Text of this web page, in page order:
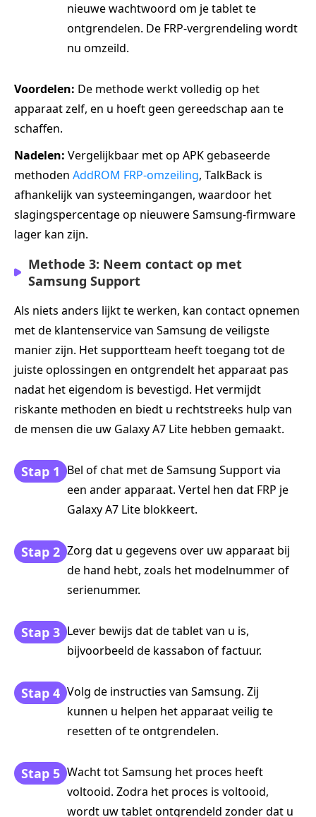
nieuwe wachtwoord om je tablet te
ontgrendelen. De FRP-vergrendeling wordt
nu omzeild.
Voordelen: De methode werkt volledig op het
apparaat zelf, en u hoeft geen gereedschap aan te
schaffen.
Nadelen: Vergelijkbaar met op APK gebaseerde
methoden AddROM FRP-omzeiling, TalkBack is
afhankelijk van systeemingangen, waardoor het
slagingspercentage op nieuwere Samsung-firmware
lager kan zijn.
Methode 3: Neem contact op met
Samsung Support
Als niets anders lijkt te werken, kan contact opnemen
met de klantenservice van Samsung de veiligste
manier zijn. Het supportteam heeft toegang tot de
juiste oplossingen en ontgrendelt het apparaat pas
nadat het eigendom is bevestigd. Het vermijdt
riskante methoden en biedt u rechtstreeks hulp van
de mensen die uw Galaxy A7 Lite hebben gemaakt.
Stap 1 Bel of chat met de Samsung Support via
een ander apparaat. Vertel hen dat FRP je
Galaxy A7 Lite blokkeert.
Stap 2 Zorg dat u gegevens over uw apparaat bij
de hand hebt, zoals het modelnummer of
serienummer.
Stap 3 Lever bewijs dat de tablet van u is,
bijvoorbeeld de kassabon of factuur.
Stap 4 Volg de instructies van Samsung. Zij
kunnen u helpen het apparaat veilig te
resetten of te ontgrendelen.
Stap 5 Wacht tot Samsung het proces heeft
voltooid. Zodra het proces is voltooid,
wordt uw tablet ontgrendeld zonder dat u